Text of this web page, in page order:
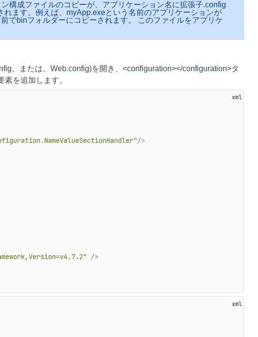
構成ファイルのコピーが、アプリケーション名に拡張子.config
ます。例えば、myApp.exeという名前のアプリケーションが
でbinフォルダーにコピーされます。 このファイルをアプリケ
、または、Web.config)を開き、<configuration></configuration>タ
を追加します。
/>
/>